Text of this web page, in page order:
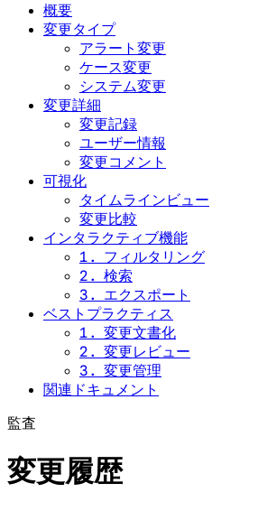
概要
変更タイプ
アラート変更
ケース変更
システム変更
変更詳細
変更記録
ユーザー情報
変更コメント
可視化
タイムラインビュー
変更比較
インタラクティブ機能
1. フィルタリング
2. 検索
3. エクスポート
ベストプラクティス
1. 変更文書化
2. 変更レビュー
3. 変更管理
関連ドキュメント
監査
変更履歴